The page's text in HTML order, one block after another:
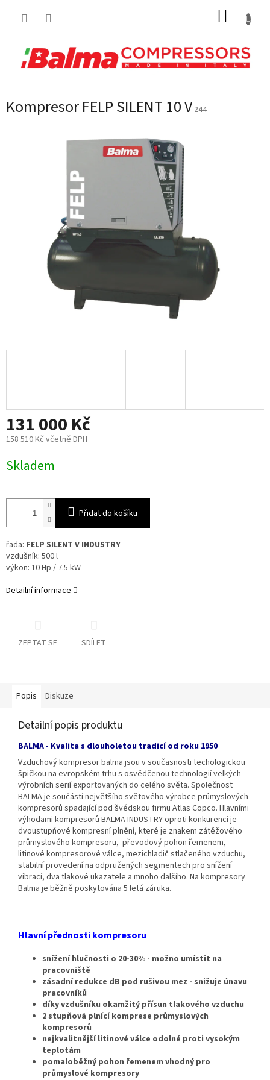
Kompresor FELP SILENT 10 V 244
131 000 Kč
158 510 Kč včetně DPH
cena:
Skladem
Přidat do košíku
řada: FELP SILENT V INDUSTRY
vzdušník: 500 l
výkon: 10 Hp / 7.5 kW
Detailní informace
ZEPTAT SE SDÍLET
Popis Diskuze
Detailní popis produktu
BALMA - Kvalita s dlouholetou tradicí od roku 1950
Vzduchový kompresor balma jsou v současnosti techologickou
špičkou na evropském trhu s osvědčenou technologií velkých
výrobních serií exportovaných do celého světa. Společnost
BALMA je součástí největšího světového výrobce průmyslových
kompresorů spadající pod švédskou firmu Atlas Copco. Hlavními
výhodami kompresorů BALMA INDUSTRY oproti konkurenci je
dvoustupňové kompresní plnění, které je znakem zátěžového
průmyslového kompresoru, převodový pohon řemenem,
litinové kompresorové válce, mezichladič stlačeného vzduchu,
stabilní provedení na odpružených segmentech pro snížení
vibrací, dva tlakové ukazatele a mnoho dalšího. Na kompresory
Balma je běžně poskytována 5 letá záruka.
Hlavní přednosti kompresoru
snížení hlučnosti o 20-30% - možno umístit na
pracovniště
zásadní redukce dB pod rušivou mez - snižuje únavu
pracovníků
díky vzdušníku okamžitý přísun tlakového vzduchu
2 stupňová plnící komprese průmyslových
kompresorů
nejkvalitnější litinové válce odolné proti vysokým
teplotám
pomaloběžný pohon řemenem vhodný pro
průmyslové kompresory